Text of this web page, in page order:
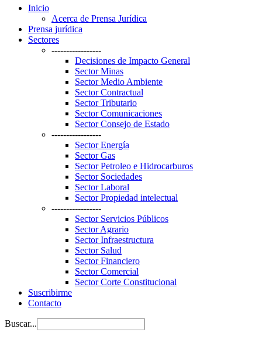
Inicio
Acerca de Prensa Jurídica
Prensa jurídica
Sectores
-----------------
Decisiones de Impacto General
Sector Minas
Sector Medio Ambiente
Sector Contractual
Sector Tributario
Sector Comunicaciones
Sector Consejo de Estado
-----------------
Sector Energía
Sector Gas
Sector Petroleo e Hidrocarburos
Sector Sociedades
Sector Laboral
Sector Propiedad intelectual
-----------------
Sector Servicios Públicos
Sector Agrario
Sector Infraestructura
Sector Salud
Sector Financiero
Sector Comercial
Sector Corte Constitucional
Suscribirme
Contacto
Buscar...